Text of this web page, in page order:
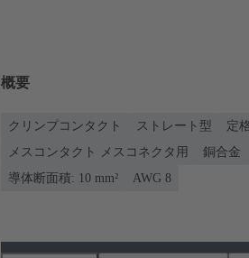
概要
クリンプコンタクト ストレート型
定
メスコンタクト メスコネクタ用
銅合金
導体断面積: 10 mm²
AWG 8